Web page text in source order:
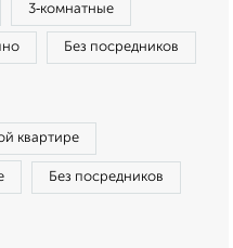
3‑комнатные
Без посредников
квартире
Без посредников